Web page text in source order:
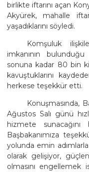
birlikte iftarını açan
Akyürek, mahalle
yaşadıklarını söyledi.
Komşuluk
imkanının
sonuna kadar 80 bin
kavuştuklarını
herkese teşekkür etti.
Konuşmasında,
Ağustos Salı günü
hizmete sunacağını
Başbakanımıza
yolunda emin
olarak gelişiyor,
olmasını